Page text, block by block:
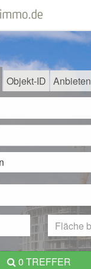
Objekt-ID Anbieten
0 TREFFER